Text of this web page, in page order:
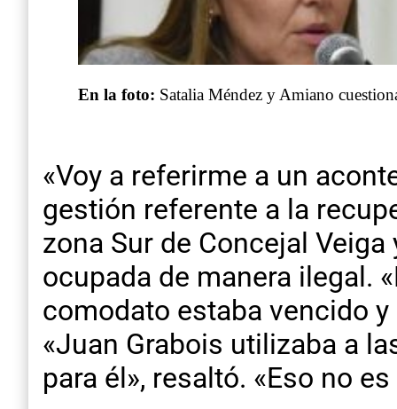
En la foto: Satalia Méndez y Amiano
«Voy a referirme a un
gestión referente a la
zona Sur de Concejal
ocupada de manera ilegal.
comodato estaba vencido
«Juan Grabois utilizaba a
para él», resaltó. «Eso no